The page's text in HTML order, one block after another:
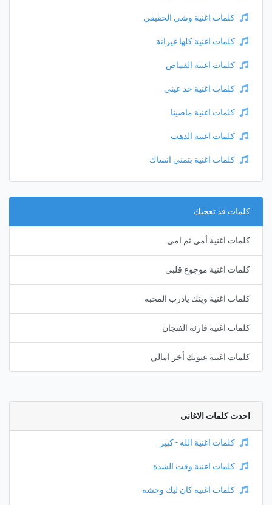
كلمات اغنية وشي الحقيقي
كلمات اغنية كلها غيرانة
كلمات اغنية القماص
كلمات اغنية خد عيني
كلمات اغنية ماضينا
كلمات اغنية الدهب
كلمات اغنية بتمني انساك
كلمات قد تعجبك
كلمات اغنية أمي ثم امي
كلمات اغنية موجوع قلبي
كلمات اغنية وينك يادرب المحبه
كلمات اغنية قارئة الفنجان
كلمات اغنية عيونك أخر امالي
احدث كلمات الاغانى
كلمات اغنية الله - كبير
كلمات اغنية وقت الشدة
كلمات اغنية كان ليك وحشة